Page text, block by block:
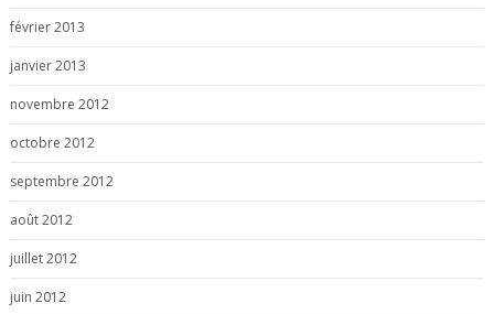
février 2013
janvier 2013
novembre 2012
octobre 2012
septembre 2012
août 2012
juillet 2012
juin 2012